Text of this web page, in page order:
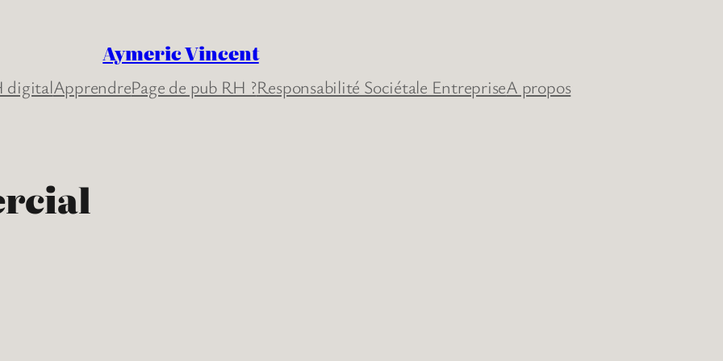
Aymeric Vincent
digitalApprendrePage de pub RH ?Responsabilité Sociétale EntrepriseA propos